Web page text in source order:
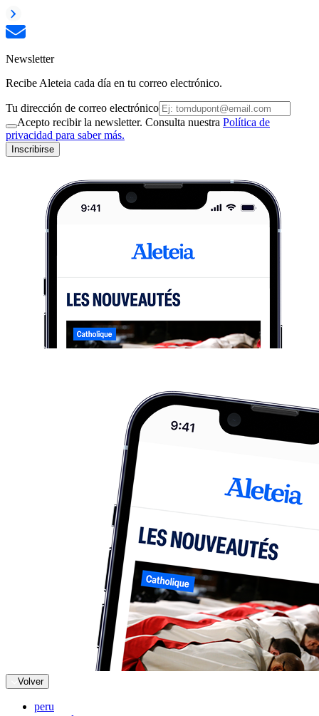
Newsletter
Recibe Aleteia cada día en tu correo electrónico.
Tu dirección de correo electrónico
Acepto recibir la newsletter. Consulta nuestra Política de
privacidad para saber más.
Inscribirse
Volver
peru